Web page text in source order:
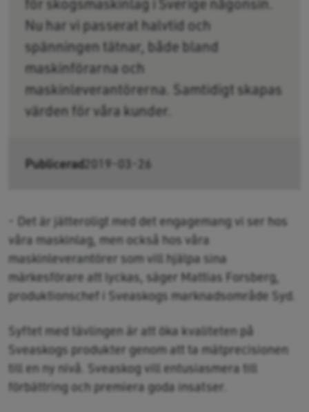
Nu har vi passerat halvtid och
spänningen tätnar, både bland
maskinförarna och
maskinleverantörerna. Samtidigt skapas
värden för våra kunder.
Publicerad2019-03-26
- Det är jätteroligt med det engagemang vi ser hos
våra maskinlag, men också hos våra
maskinleverantörer som vill hjälpa sina
märkesförare att lyckas, säger Mattias Forsberg,
produktionschef i Sveaskogs marknadsområde Syd.
Syftet med tävlingen är att öka kvaliteten på
Sveaskogs produkter genom att ta mätprecisionen
till en ny nivå. Sveaskog vill entusiasmera till
förbättring och premiera goda insatser.